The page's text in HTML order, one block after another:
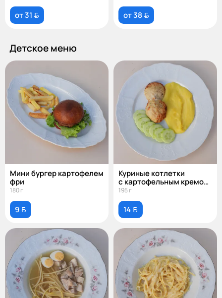
от 31  от 38 
Детское меню
Мини бургер картофелем
фри
180 г
9 
Куриные котлетки
с картофельным кремом
и свежими овощами
195 г
14 